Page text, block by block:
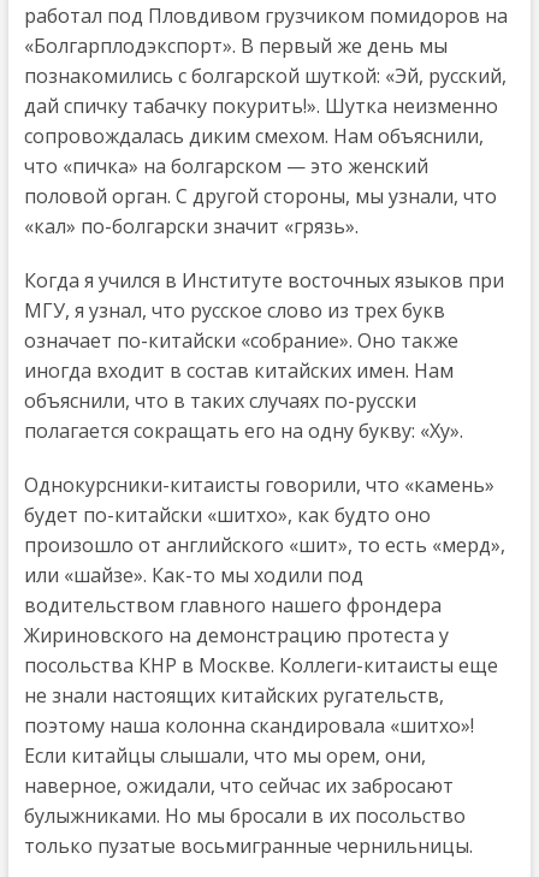
работал под Пловдивом грузчиком помидоров на
«Болгарплодэкспорт». В первый же день мы
познакомились с болгарской шуткой: «Эй, русский,
дай спичку табачку покурить!». Шутка неизменно
сопровождалась диким смехом. Нам объяснили,
что «пичка» на болгарском — это женский
половой орган. С другой стороны, мы узнали, что
«кал» по-болгарски значит «грязь».
Когда я учился в Институте восточных языков при
МГУ, я узнал, что русское слово из трех букв
означает по-китайски «собрание». Оно также
иногда входит в состав китайских имен. Нам
объяснили, что в таких случаях по-русски
полагается сокращать его на одну букву: «Ху».
Однокурсники-китаисты говорили, что «камень»
будет по-китайски «шитхо», как будто оно
произошло от английского «шит», то есть «мерд»,
или «шайзе». Как-то мы ходили под
водительством главного нашего фрондера
Жириновского на демонстрацию протеста у
посольства КНР в Москве. Коллеги-китаисты еще
не знали настоящих китайских ругательств,
поэтому наша колонна скандировала «шитхо»!
Если китайцы слышали, что мы орем, они,
наверное, ожидали, что сейчас их забросают
булыжниками. Но мы бросали в их посольство
только пузатые восьмигранные чернильницы.